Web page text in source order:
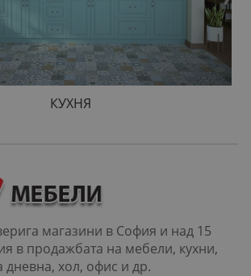
КУХНЯ
магазини в София и над 15
дневна, хол, офис и др.